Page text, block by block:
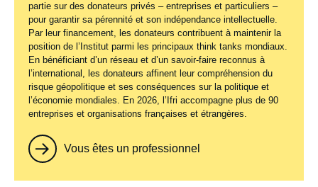
partie sur des donateurs privés – entreprises et particuliers –
pour garantir sa pérennité et son indépendance intellectuelle.
Par leur financement, les donateurs contribuent à maintenir la
position de l’Institut parmi les principaux think tanks mondiaux.
En bénéficiant d’un réseau et d’un savoir-faire reconnus à
l’international, les donateurs affinent leur compréhension du
risque géopolitique et ses conséquences sur la politique et
l’économie mondiales. En 2026, l’Ifri accompagne plus de 90
entreprises et organisations françaises et étrangères.
Vous êtes un professionnel